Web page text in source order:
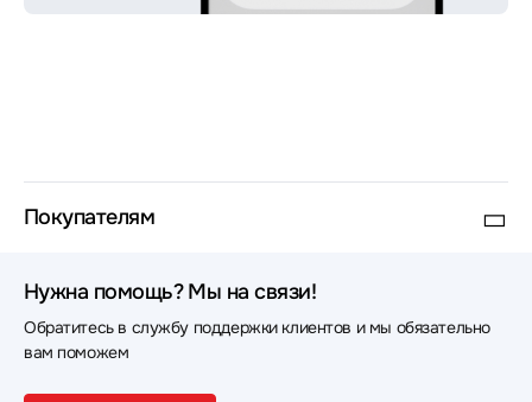
Покупателям
Нужна помощь? Мы на связи!
Обратитесь в службу поддержки клиентов и мы обязательно
вам поможем